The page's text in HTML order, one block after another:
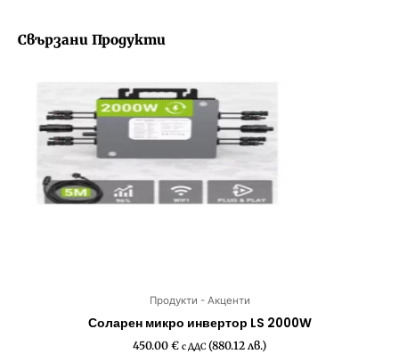
Свързани Продукти
Продукти - Акценти
Соларен микро инвертор LS 2000W
450.00 € с ДДС (880.12 лв.)